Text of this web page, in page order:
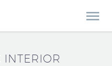
INTERIOR